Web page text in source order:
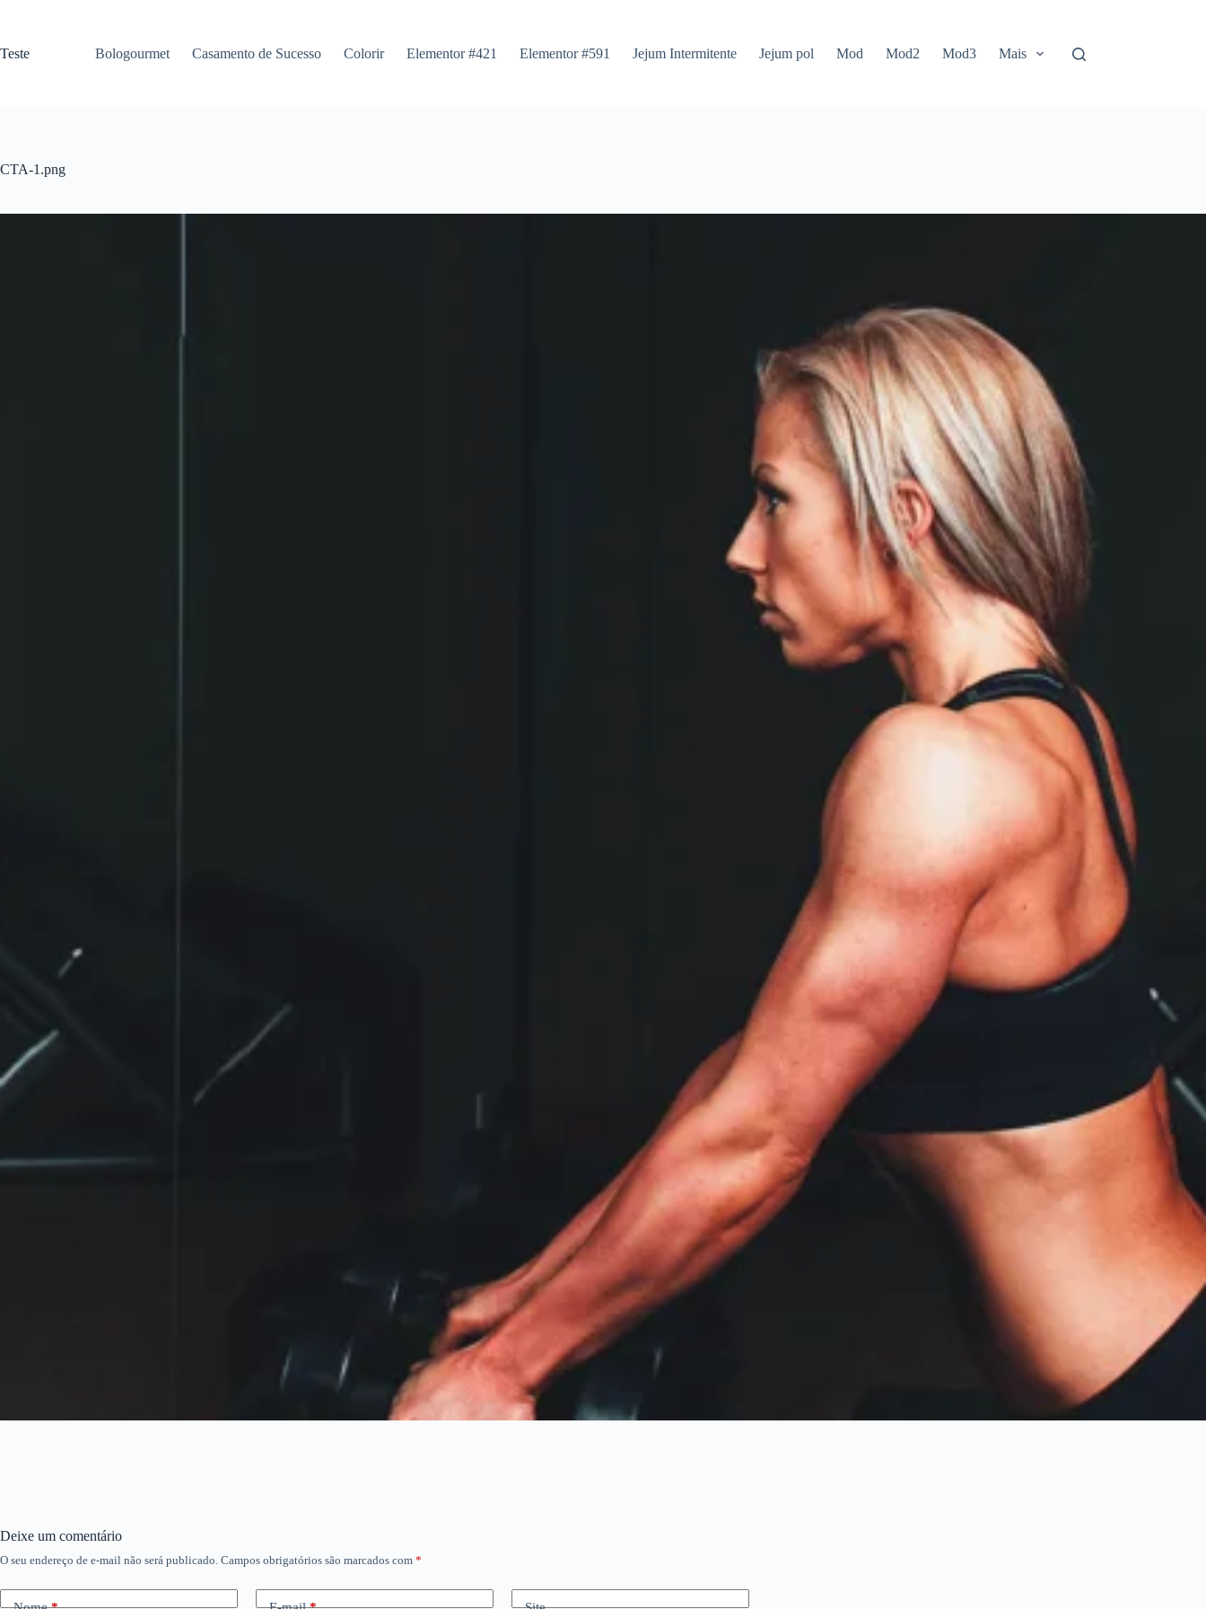
conteúdo
Teste Bologourmet Casamento de Sucesso Colorir Elementor #421 Elementor #591 Jejum Intermitente Jejum pol Mod Mod2 Mod3 Mais
CTA-1.png
Deixe um comentário
O seu endereço de e-mail não será publicado. Campos obrigatórios são marcados com *